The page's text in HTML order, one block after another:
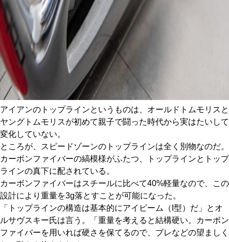
アイアンのトップラインというものは、オールドトムモリスと
ヤングトムモリスが初めて親子で闘った時代から実はたいして
変化していない。
ところが、スピードゾーンのトップラインは全く別物なのだ。
カーボンファイバーの縞模様がふたつ、トップラインとトップ
ラインの真下に配されている。
カーボンファイバーはスチールに比べて40%軽量なので、この
設計により重量を3g落とすことが可能になった。
「トップラインの構造は基本的にアイビーム（I型）だ」とオ
ルサヴスキー氏は言う。「重量を考えると結構硬い。カーボン
ファイバーを用いれば硬さを保てるので、ブレなどの望ましく